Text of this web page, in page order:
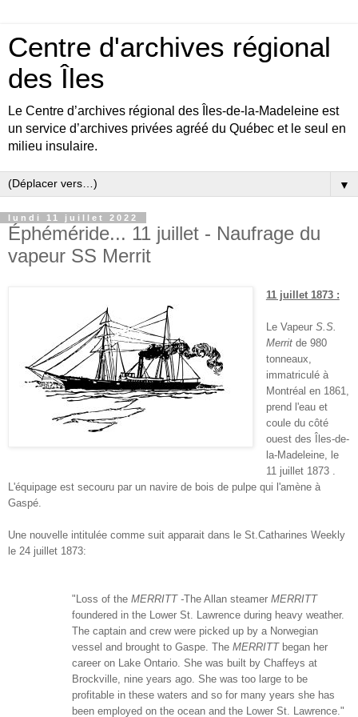
Centre d'archives régional
des Îles
Le Centre d’archives régional des Îles-de-la-Madeleine est
un service d’archives privées agréé du Québec et le seul en
milieu insulaire.
▼
lundi 11 juillet 2022
Éphéméride... 11 juillet - Naufrage du
vapeur SS Merrit
11 juillet 1873 :
Le Vapeur S.S.
Merritde 980
tonneaux,
immatriculé à
Montréal en 1861,
prend l'eau et
coule du côté
ouest des Îles-de-
la-Madeleine, le
11 juillet 1873 .
L'équipage est secouru par un navire de bois de pulpe qui l'amène à
Gaspé.
Une nouvelle intitulée comme suit apparait dans le St.Catharines Weekly
le 24 juillet 1873:
"Loss of the MERRITT -The Allan steamer MERRITT
foundered in the Lower St. Lawrence during heavy weather.
The captain and crew were picked up by a Norwegian
vessel and brought to Gaspe. The MERRITTbegan her
career on Lake Ontario. She was built by Chaffeys at
Brockville, nine years ago. She was too large to be
profitable in these waters and so for many years she has
been employed on the ocean and the Lower St. Lawrence."